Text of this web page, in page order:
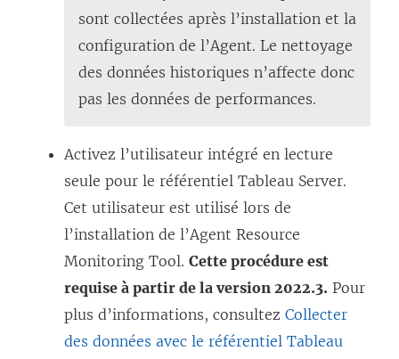
sont collectées après l’installation et la
configuration de l’Agent. Le nettoyage
des données historiques n’affecte donc
pas les données de performances.
Activez l’utilisateur intégré en lecture
seule pour le référentiel Tableau Server.
Cet utilisateur est utilisé lors de
l’installation de l’Agent Resource
Monitoring Tool. Cette procédure est
requise à partir de la version 2022.3. Pour
plus d’informations, consultez Collecter
des données avec le référentiel Tableau